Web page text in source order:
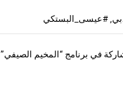
#عيسى_البستكي
في برنامج “المخيم الصيفي”